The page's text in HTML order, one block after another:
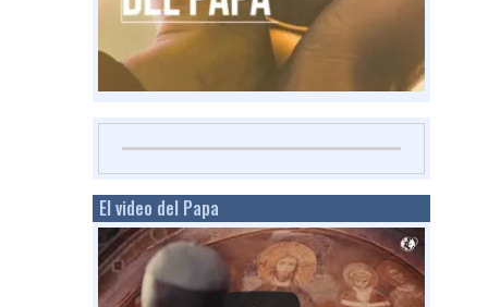
El video del Papa